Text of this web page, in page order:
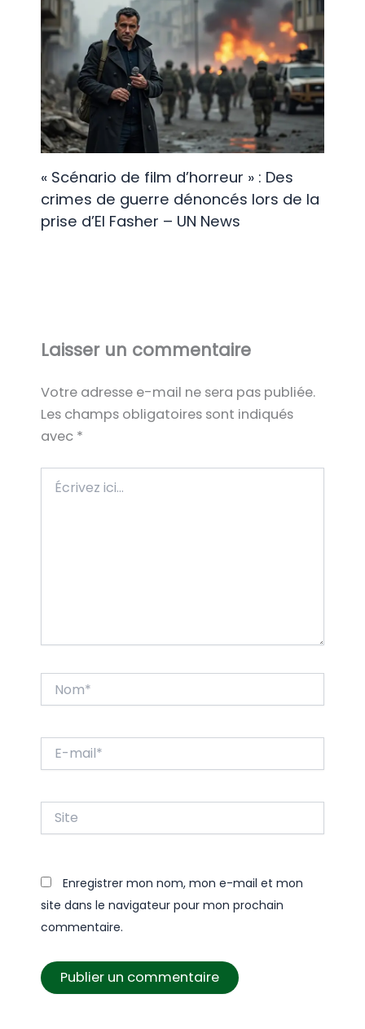
« Scénario de film d’horreur » : Des
crimes de guerre dénoncés lors de la
prise d’El Fasher – UN News
Laisser un commentaire
Votre adresse e-mail ne sera pas publiée.
Les champs obligatoires sont indiqués
avec *
ici…
mail*
Enregistrer mon nom, mon e-mail et mon
site dans le navigateur pour mon prochain
commentaire.